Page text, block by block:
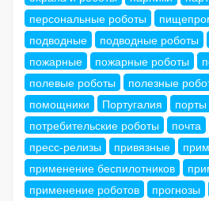
персональные роботы
подводные
подводные роботы
пожарные
пожарные роботы
полевые роботы
полезные
помощники
Португалия порты
потребительские роботы
почта
пресс-релизы
привязные
применение беспилотников
применение роботов
прогнозы